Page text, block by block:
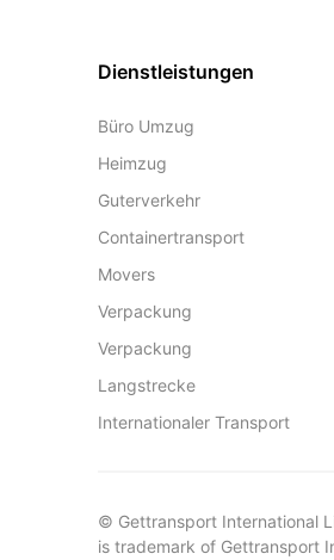
Dienstleistungen
Büro Umzug
Heimzug
Guterverkehr
Containertransport
Movers
Verpackung
Verpackung
Langstrecke
Internationaler Transport
© Gettransport International
is trademark of Gettransport